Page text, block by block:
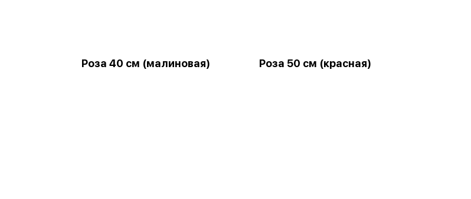
Роза 40 см (малиновая) Роза 50 см (красная)